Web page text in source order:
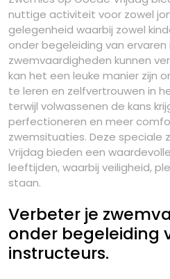
nuttige activiteit voor zowel
gelegenheid waarbij zowel
onder begeleiding van
zwemvaardigheden kunnen
kan het een leuke manier zijn
te leren en zelfvertrouwen in
terwijl volwassenen de kans
perfectioneren en meer
zwemsituaties. Deze speciale
Vrijdag bieden een
leeftijden, waarbij veiligheid,
staan.
Verbeter je
onder begeleiding
instructeurs.